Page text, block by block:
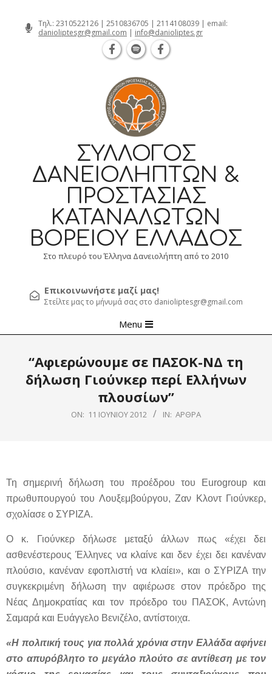
Τηλ.: 2310522126 | 2510836705 | 2114108039 | email:
danioliptesgr@gmail.com | info@danioliptes.gr
ΣΎΛΛΟΓΟΣ
ΔΑΝΕΙΟΛΗΠΤΏΝ &
ΠΡΟΣΤΑΣΊΑΣ
ΚΑΤΑΝΑΛΩΤΏΝ
ΒΟΡΕΊΟΥ ΕΛΛΆΔΟΣ
Στο πλευρό του Έλληνα Δανειολήπτη από το 2010
Επικοινωνήστε μαζί μας!
Στείλτε μας το μήνυμά σας στο danioliptesgr@gmail.com
Navigation
Menu
“Αφιερώνουμε σε ΠΑΣΟΚ-ΝΔ τη
δήλωση Γιούνκερ περί Ελλήνων
πλουσίων”
ON: 11 ΙΟΥΝΊΟΥ 2012 IN: ΆΡΘΡΑ
Τη σημερινή δήλωση του προέδρου του Eurogroup και
πρωθυπουργού του Λουξεμβούργου, Ζαν Κλοντ Γιούνκερ,
σχολίασε ο ΣΥΡΙΖΑ.
Ο κ. Γιούνκερ δήλωσε μεταξύ άλλων πως «έχει δει
ασθενέστερους Έλληνες να κλαίνε και δεν έχει δει κανέναν
πλούσιο, κανέναν εφοπλιστή να κλαίει», και ο ΣΥΡΙΖΑ την
συγκεκριμένη δήλωση την αφιέρωσε στον πρόεδρο της
Νέας Δημοκρατίας και τον πρόεδρο του ΠΑΣΟΚ, Αντώνη
Σαμαρά και Ευάγγελο Βενιζέλο, αντίστοιχα.
«Η πολιτική τους για πολλά χρόνια στην Ελλάδα αφήνει
στο απυρόβλητο το μεγάλο πλούτο σε αντίθεση με τον